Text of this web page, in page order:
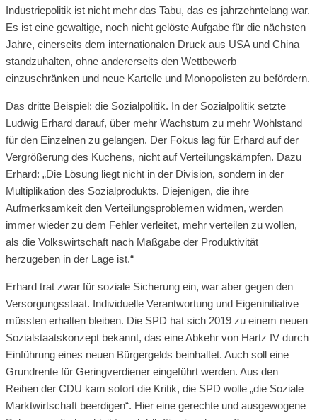
Industriepolitik ist nicht mehr das Tabu, das es jahrzehntelang war.
Es ist eine gewaltige, noch nicht gelöste Aufgabe für die nächsten
Jahre, einerseits dem internationalen Druck aus USA und China
standzuhalten, ohne andererseits den Wettbewerb
einzuschränken und neue Kartelle und Monopolisten zu befördern.
Das dritte Beispiel: die Sozialpolitik. In der Sozialpolitik setzte
Ludwig Erhard darauf, über mehr Wachstum zu mehr Wohlstand
für den Einzelnen zu gelangen. Der Fokus lag für Erhard auf der
Vergrößerung des Kuchens, nicht auf Verteilungskämpfen. Dazu
Erhard: „Die Lösung liegt nicht in der Division, sondern in der
Multiplikation des Sozialprodukts. Diejenigen, die ihre
Aufmerksamkeit den Verteilungsproblemen widmen, werden
immer wieder zu dem Fehler verleitet, mehr verteilen zu wollen,
als die Volkswirtschaft nach Maßgabe der Produktivität
herzugeben in der Lage ist.“
Erhard trat zwar für soziale Sicherung ein, war aber gegen den
Versorgungsstaat. Individuelle Verantwortung und Eigeninitiative
müssten erhalten bleiben. Die SPD hat sich 2019 zu einem neuen
Sozialstaatskonzept bekannt, das eine Abkehr von Hartz IV durch
Einführung eines neuen Bürgergelds beinhaltet. Auch soll eine
Grundrente für Geringverdiener eingeführt werden. Aus den
Reihen der CDU kam sofort die Kritik, die SPD wolle „die Soziale
Marktwirtschaft beerdigen“. Hier eine gerechte und ausgewogene